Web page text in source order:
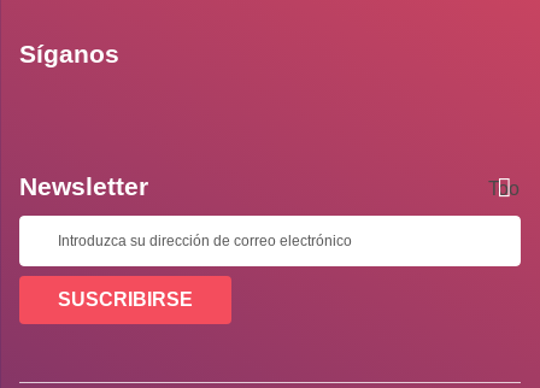
Síganos
Newsletter
SUSCRIBIRSE